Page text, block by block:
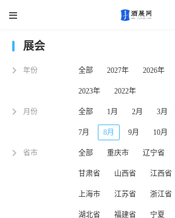
展会
年份 全部 2027年 2026年
2023年 2022年
月份 全部 1月 2月 3月
7月 8月 9月 10月
省市 全部 重庆市 辽宁省
甘肃省 山西省 江西省
上海市 江苏省 浙江省
湖北省 福建省 宁夏